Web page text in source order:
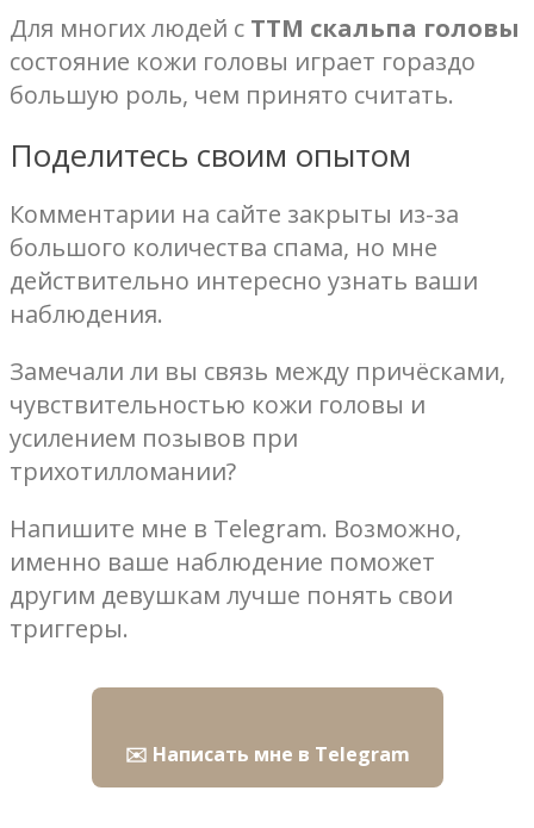
Для многих людей с ТТМ скальпа головы
состояние кожи головы играет гораздо
большую роль, чем принято считать.
Поделитесь своим опытом
Комментарии на сайте закрыты из-за
большого количества спама, но мне
действительно интересно узнать ваши
наблюдения.
Замечали ли вы связь между причёсками,
чувствительностью кожи головы и
усилением позывов при
трихотилломании?
Напишите мне в Telegram. Возможно,
именно ваше наблюдение поможет
другим девушкам лучше понять свои
триггеры.
✉️ Написать мне в Telegram